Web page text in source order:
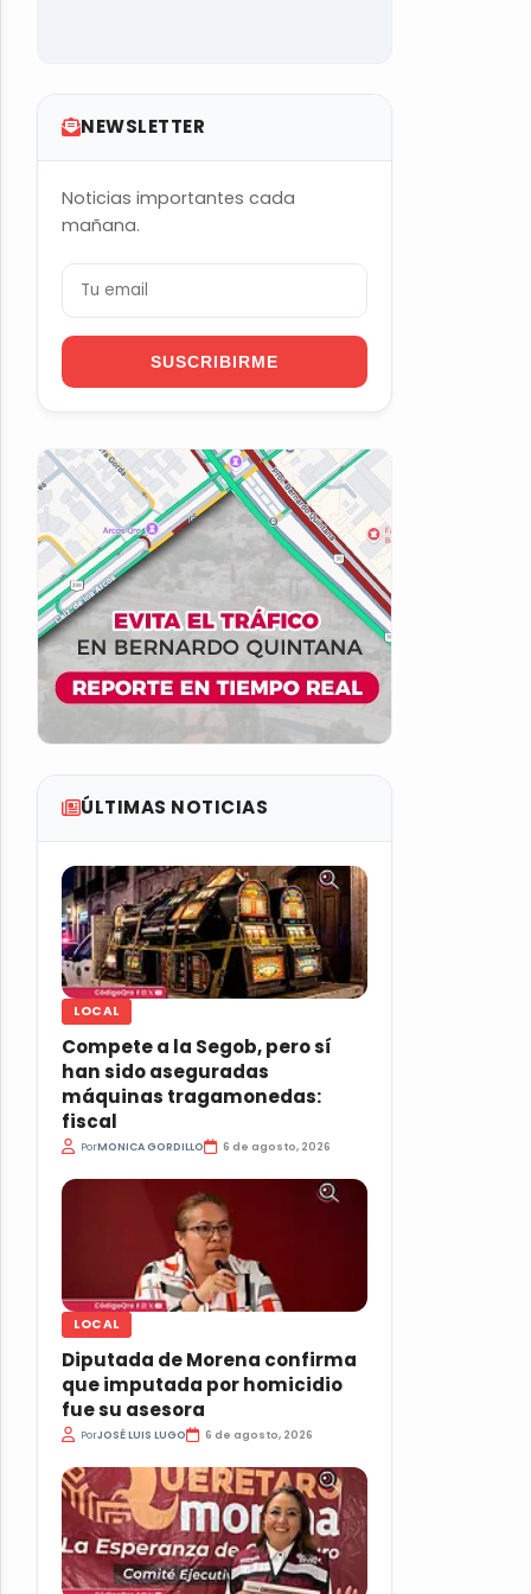
NEWSLETTER
Noticias importantes cada
mañana.
SUSCRIBIRME
ÚLTIMAS NOTICIAS
LOCAL
Compete a la Segob, pero sí
han sido aseguradas
máquinas tragamonedas:
fiscal
PorMONICA GORDILLO 6 de agosto, 2026
LOCAL
Diputada de Morena confirma
que imputada por homicidio
fue su asesora
PorJOSÉ LUIS LUGO 6 de agosto, 2026